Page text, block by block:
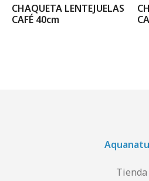
CHAQUETA LENTEJUELAS
CAFÉ 40cm
Tienda